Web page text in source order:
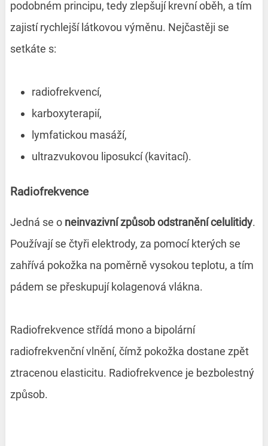
podobném principu, tedy zlepšují krevní oběh, a tím
zajistí rychlejší látkovou výměnu. Nejčastěji se
setkáte s:
radiofrekvencí,
karboxyterapií,
lymfatickou masáží,
ultrazvukovou liposukcí (kavitací).
Radiofrekvence
Jedná se o neinvazivní způsob odstranění celulitidy.
Používají se čtyři elektrody, za pomocí kterých se
zahřívá pokožka na poměrně vysokou teplotu, a tím
pádem se přeskupují kolagenová vlákna.
Radiofrekvence střídá mono a bipolární
radiofrekvenční vlnění, čímž pokožka dostane zpět
ztracenou elasticitu. Radiofrekvence je bezbolestný
způsob.